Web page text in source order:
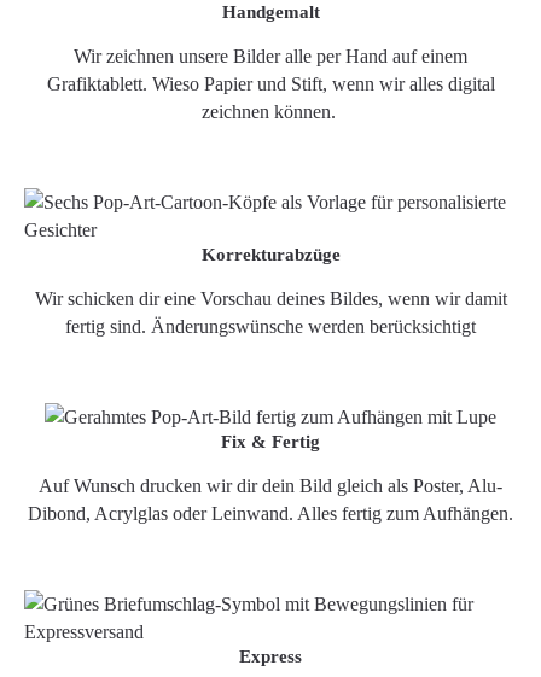
Handgemalt
Wir zeichnen unsere Bilder alle per Hand auf einem
Grafiktablett. Wieso Papier und Stift, wenn wir alles digital
zeichnen können.
Korrekturabzüge
Wir schicken dir eine Vorschau deines Bildes, wenn wir damit
fertig sind. Änderungswünsche werden berücksichtigt
Fix & Fertig
Auf Wunsch drucken wir dir dein Bild gleich als Poster, Alu-
Dibond, Acrylglas oder Leinwand. Alles fertig zum Aufhängen.
Express